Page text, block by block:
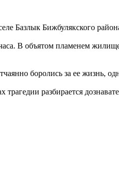
Базлык Бижбулякского
В объятом пламенем жилище
боролись за ее жизнь,
разбирается